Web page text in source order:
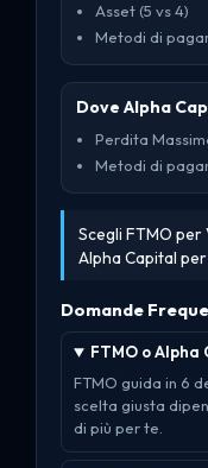
Asset (5 vs 4)
Metodi di
Dove Alpha
Perdita
Metodi di
Scegli FTMO per
Alpha Capital
Domande
FTMO o
FTMO guida in 6
scelta giusta
di più per te.